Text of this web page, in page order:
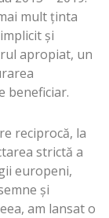
mult ţinta
şi
apropiat, un
beneficiar.
reciprocă, la
strictă a
europeni,
şi
am lansat o